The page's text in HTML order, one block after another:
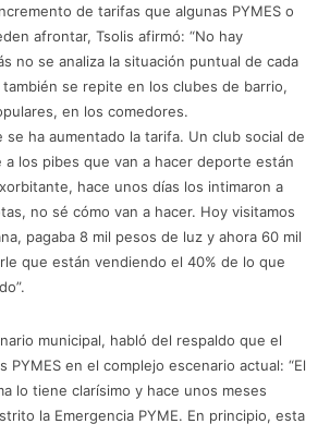
de tarifas que algunas PYMES o
afrontar, Tsolis afirmó: “No hay
no se analiza la situación puntual de cada
se repite en los clubes de barrio,
en los comedores.
se ha aumentado la tarifa. Un club social de
los pibes que van a hacer deporte están
hace unos días los intimaron a
no sé cómo van a hacer. Hoy visitamos
pagaba 8 mil pesos de luz y ahora 60 mil
que están vendiendo el 40% de lo que
municipal, habló del respaldo que el
PYMES en el complejo escenario actual: “El
lo tiene clarísimo y hace unos meses
la Emergencia PYME. En principio, esta